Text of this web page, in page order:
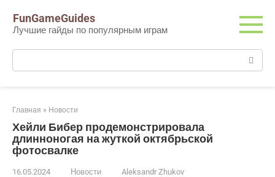
контенту
FunGameGuides
Лучшие гайды по популярным играм
Поиск:
Главная » Новости
Хейли Бибер продемонстрировала
длинноногая на жуткой октябрьской
фотосвалке
16.05.2024 Новости Aleksandr Zhukov